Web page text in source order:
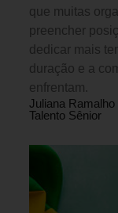
que muitas
preencher
dedicar mais
duração e a
enfrentam.
Juliana Ramalho
Talento Sênior